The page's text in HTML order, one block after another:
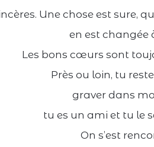
Une chose est sure,
en est changée
Les bons cœurs sont
Près ou loin, tu
graver dans
tu es un ami et tu le
On s’est